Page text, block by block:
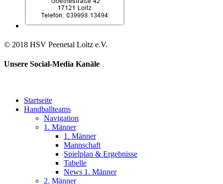
© 2018 HSV Peenetal Loitz e.V.
Unsere Social-Media Kanäle
Startseite
Handballteams
Navigation
1. Männer
1. Männer
Mannschaft
Spielplan & Ergebnisse
Tabelle
News 1. Männer
2. Männer